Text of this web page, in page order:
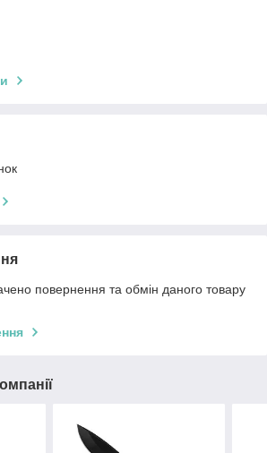
повернення та обмін даного товару